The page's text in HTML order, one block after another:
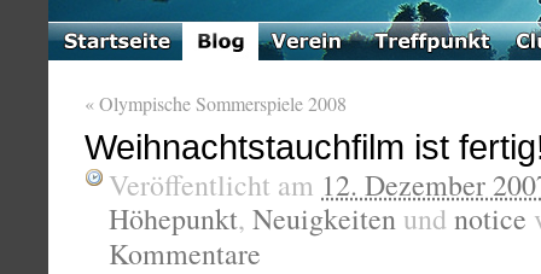
«Olympische Sommerspiele 2008
Weihnachtstauchfilm ist
Veröffentlicht am 12. Dezember
Höhepunkt, Neuigkeiten und notice
Kommentare